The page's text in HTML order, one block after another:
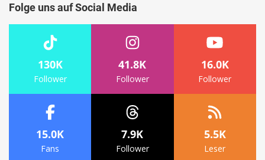
Folge uns auf Social Media
130K
Follower
41.8K
Follower
16.0K
Follower
15.0K
Fans
7.9K
Follower
5.5K
Leser